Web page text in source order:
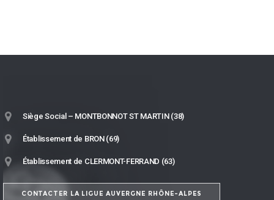
Siège Social – MONTBONNOT ST MARTIN (38)
Établissement de BRON (69)
Établissement de CLERMONT-FERRAND (63)
CONTACTER LA LIGUE AUVERGNE RHÔNE-ALPES